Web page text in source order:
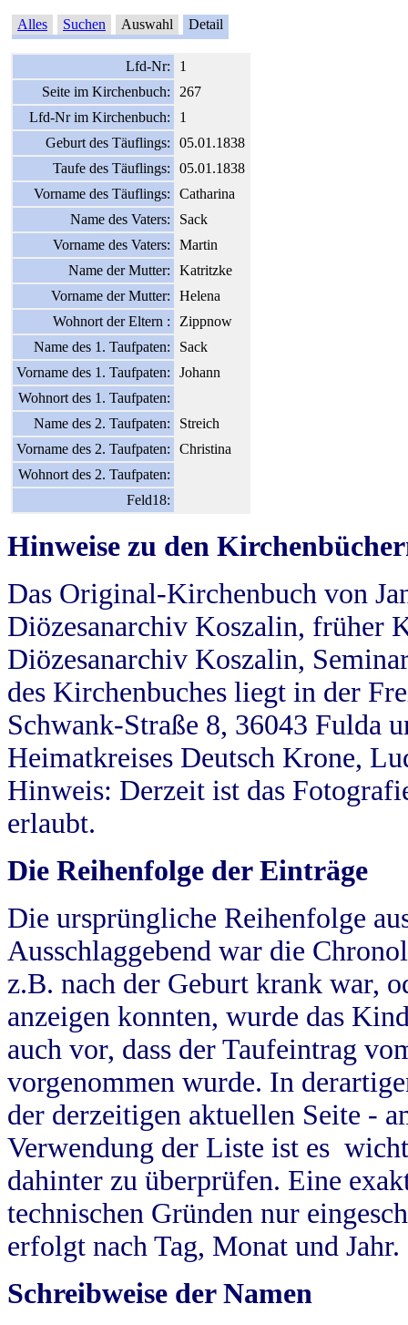
Alles Suchen Auswahl Detail
Lfd-Nr:
1
Seite im Kirchenbuch:
267
Lfd-Nr im Kirchenbuch:
1
Geburt des Täuflings:
05.01.1838
Taufe des Täuflings:
05.01.1838
Vorname des Täuflings:
Catharina
Name des Vaters:
Sack
Vorname des Vaters:
Martin
Name der Mutter:
Katritzke
Vorname der Mutter:
Helena
Wohnort der Eltern :
Zippnow
Name des 1. Taufpaten:
Sack
Vorname des 1. Taufpaten:
Johann
Wohnort des 1. Taufpaten:
Name des 2. Taufpaten:
Streich
Vorname des 2. Taufpaten:
Christina
Wohnort des 2. Taufpaten:
Feld18:
Hinweise zu den
Das Original-Kirchenbuch von
Diözesanarchiv Koszalin, früher
Diözesanarchiv Koszalin,
des Kirchenbuches liegt in der
Schwank-Straße 8, 36043 Fulda
Heimatkreises Deutsch Krone,
Hinweis: Derzeit ist das
erlaubt.
Die Reihenfolge der Einträge
Die ursprüngliche Reihenfolge
Ausschlaggebend war die
z.B. nach der Geburt krank war,
anzeigen konnten, wurde das
auch vor, dass der Taufeintrag
vorgenommen wurde. In
der derzeitigen aktuellen Seite -
Verwendung der Liste ist es
dahinter zu überprüfen. Eine
technischen Gründen nur
erfolgt nach Tag, Monat und Jahr.
Schreibweise der Namen